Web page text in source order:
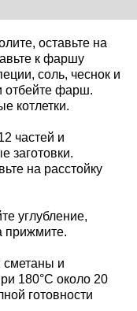
оставьте на
к фаршу
соль, чеснок и
отбейте фарш.
котлетки.
частей и
заготовки.
на расстойку
углубление,
прижмите.
сметаны и
180°C около 20
готовности